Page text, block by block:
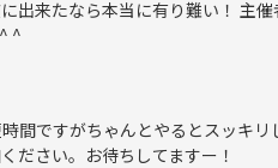
出来たなら本当に有り難い！ 主
^
間ですがちゃんとやるとスッキ
ださい。お待ちしてますー！